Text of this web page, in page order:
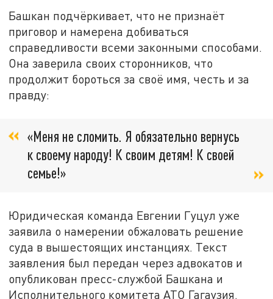
Башкан подчёркивает, что не признаёт
приговор и намерена добиваться
справедливости всеми законными способами.
Она заверила своих сторонников, что
продолжит бороться за своё имя, честь и за
правду:
«Меня не сломить. Я обязательно вернусь
к своему народу! К своим детям! К своей
семье!»
Юридическая команда Евгении Гуцул уже
заявила о намерении обжаловать решение
суда в вышестоящих инстанциях. Текст
заявления был передан через адвокатов и
опубликован пресс-службой Башкана и
Исполнительного комитета АТО Гагаузия.